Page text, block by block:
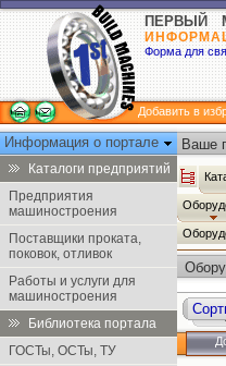
ПЕРВЫЙ
Форма для
Добавить в
Информация о портале
Каталоги предприятий
Предприятия
машиностроения
Поставщики проката,
поковок, отливок
Работы и услуги для
машиностроения
Библиотека портала
ГОСТы, ОСТы, ТУ
Ваше